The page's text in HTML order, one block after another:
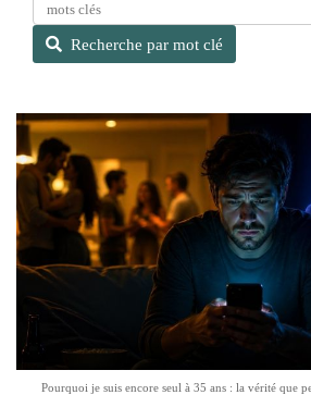
e
r
c
h
e
a
r
m
o
Recherche par mot clé
Pourquoi je suis encore seul à 35 ans : la vérité que